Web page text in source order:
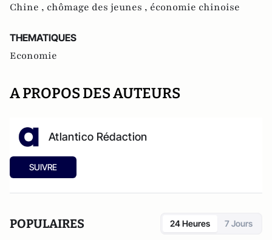
Chine , chômage des jeunes , économie chinoise
THEMATIQUES
Economie
A PROPOS DES AUTEURS
Atlantico Rédaction
SUIVRE
POPULAIRES 24 Heures 7 Jours